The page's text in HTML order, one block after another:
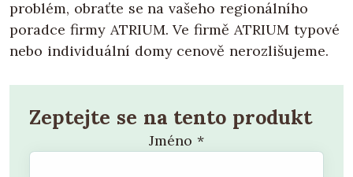
problém, obraťte se na vašeho regionálního
poradce firmy ATRIUM. Ve firmě ATRIUM typové
nebo individuální domy cenově nerozlišujeme.
Zeptejte se na tento produkt
Jméno *